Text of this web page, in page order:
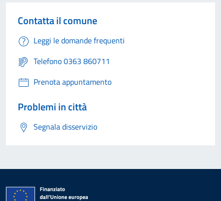
Contatta il comune
Leggi le domande frequenti
Telefono 0363 860711
Prenota appuntamento
Problemi in città
Segnala disservizio